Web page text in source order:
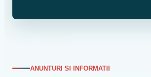
ANUNTURI SI INFORMATII